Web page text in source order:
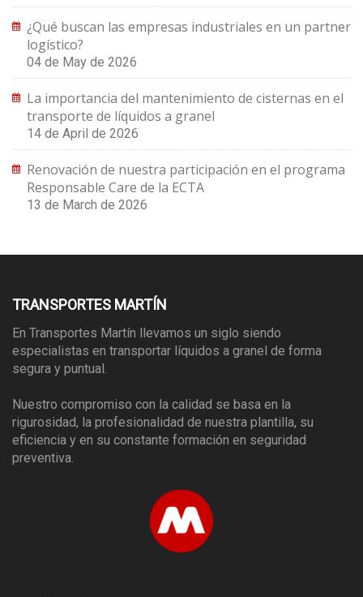
¿Qué buscan las empresas industriales en un partner
logístico?
04 de May de 2026
La importancia del mantenimiento de cisternas en el
transporte de líquidos a granel
14 de April de 2026
Renovación de nuestra participación en el programa
Responsable Care de la ECTA
13 de March de 2026
TRANSPORTES MARTÍN
En Transportes Martín llevamos un siglo siendo
especialistas en transportar líquidos a granel de forma
segura y puntual.
Nuestro compromiso con la calidad se basa en la
rigurosidad, la profesionalidad de nuestra plantilla, su
eficiencia y en su constante formación en seguridad
preventiva.